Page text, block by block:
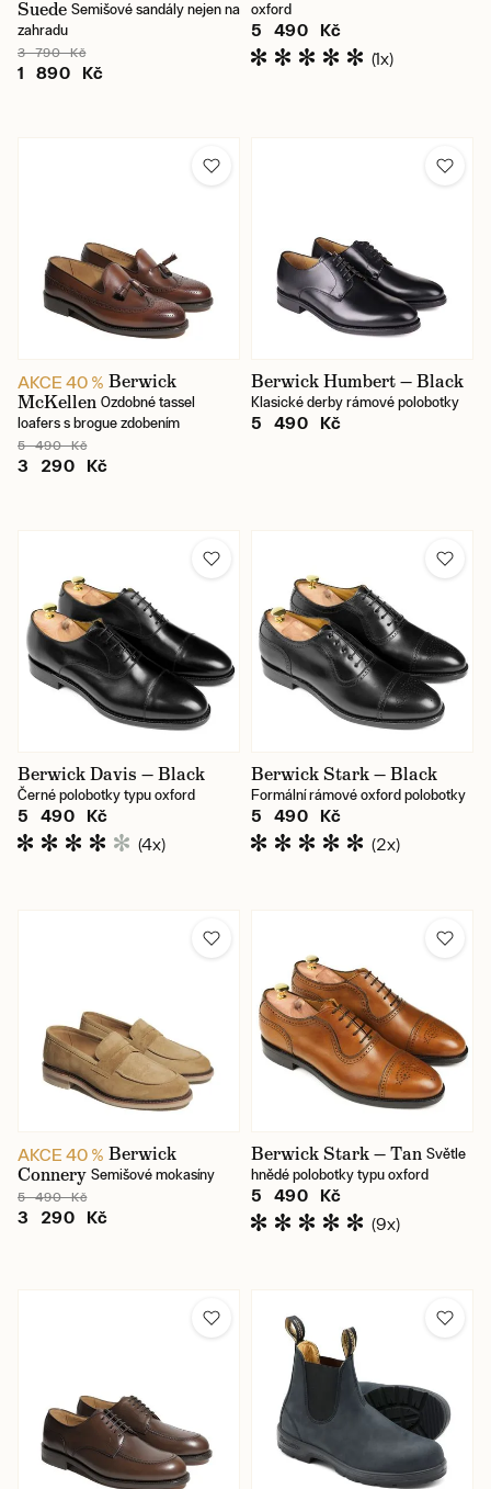
Suede Semišové sandály nejen na
zahradu
3 790 Kč
1 890 Kč
oxford
5 490 Kč
(1x)
AKCE 40 % Berwick
McKellen Ozdobné tassel
loafers s brogue zdobením
5 490 Kč
3 290 Kč
Berwick Humbert — Black
Klasické derby rámové polobotky
5 490 Kč
Berwick Davis — Black
Černé polobotky typu oxford
5 490 Kč
(4x)
Berwick Stark — Black
Formální rámové oxford polobotky
5 490 Kč
(2x)
AKCE 40 % Berwick
Connery Semišové mokasíny
5 490 Kč
3 290 Kč
Berwick Stark — Tan Světle
hnědé polobotky typu oxford
5 490 Kč
(9x)